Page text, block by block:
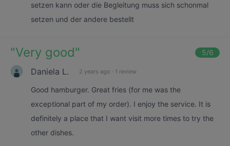
setzen kann oder die Begleitung muss sich schonmal
setzen und der andere bestellt
"Very good" 5/6
Daniela L. 2 years ago · 1 review
Good hamburger. Great fries (for me was the
exceptional part of my order). I enjoy the service. It is
definitely a place that I want visit more times to try the
other dishes.